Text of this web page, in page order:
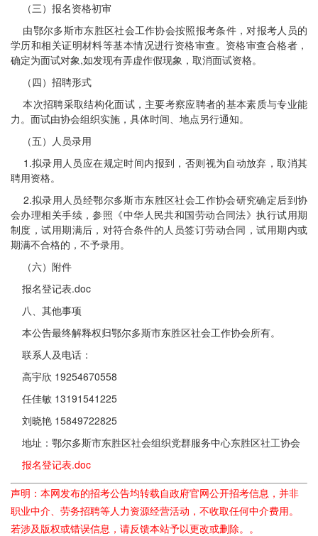
（三）报名资格初审
由鄂尔多斯市东胜区社会工作协会按照报考条件，对报考人员的
学历和相关证明材料等基本情况进行资格审查。资格审查合格者，
确定为面试对象,如发现有弄虚作假现象，取消面试资格。
（四）招聘形式
本次招聘采取结构化面试，主要考察应聘者的基本素质与专业能
力。面试由协会组织实施，具体时间、地点另行通知。
（五）人员录用
1.拟录用人员应在规定时间内报到，否则视为自动放弃，取消其
聘用资格。
2.拟录用人员经鄂尔多斯市东胜区社会工作协会研究确定后到协
会办理相关手续，参照《中华人民共和国劳动合同法》执行试用期
制度，试用期满后，对符合条件的人员签订劳动合同，试用期内或
期满不合格的，不予录用。
（六）附件
报名登记表.doc
八、其他事项
本公告最终解释权归鄂尔多斯市东胜区社会工作协会所有。
联系人及电话：
高宇欣 19254670558
任佳敏 13191541225
刘晓艳 15849722825
地址：鄂尔多斯市东胜区社会组织党群服务中心东胜区社工协会
报名登记表.doc
声明：本网发布的招考公告均转载自政府官网公开招考信息，并非
职业中介、劳务招聘等人力资源经营活动，不收取任何中介费用。
若涉及版权或错误信息，请反馈本站予以更改或删除。。